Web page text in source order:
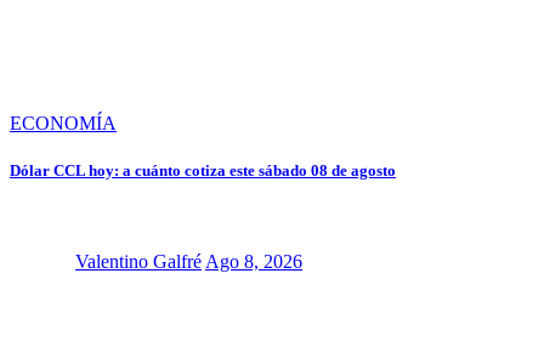
ECONOMÍA
Dólar CCL hoy: a cuánto cotiza este sábado 08 de agosto
Valentino Galfré Ago 8, 2026